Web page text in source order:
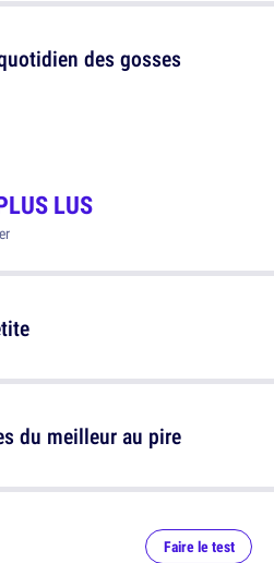
des gosses
LUS
du meilleur au pire
Faire le test